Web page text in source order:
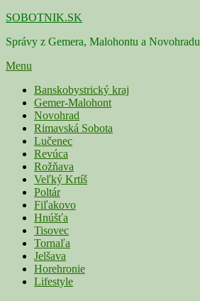
Skip
content
SOBOTNIK.SK
Správy z Gemera, Malohontu a Novohradu
Menu
Primárne
menu
Banskobystrický kraj
Gemer-Malohont
Novohrad
Rimavská Sobota
Lučenec
Revúca
Rožňava
Veľký Krtíš
Poltár
Fiľakovo
Hnúšťa
Tisovec
Tornaľa
Jelšava
Horehronie
Lifestyle